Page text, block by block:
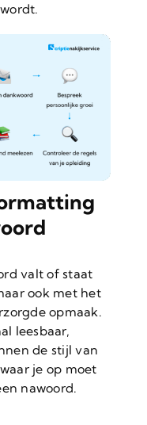
valt of staat
ook met het
opmaak.
leesbaar,
de stijl van
je op moet
nawoord.